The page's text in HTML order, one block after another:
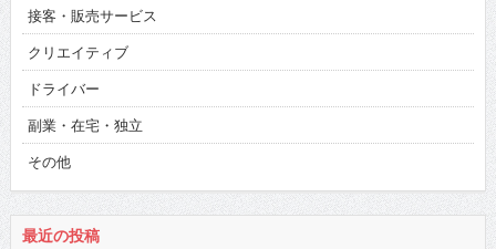
接客・販売サービス
クリエイティブ
ドライバー
副業・在宅・独立
その他
最近の投稿